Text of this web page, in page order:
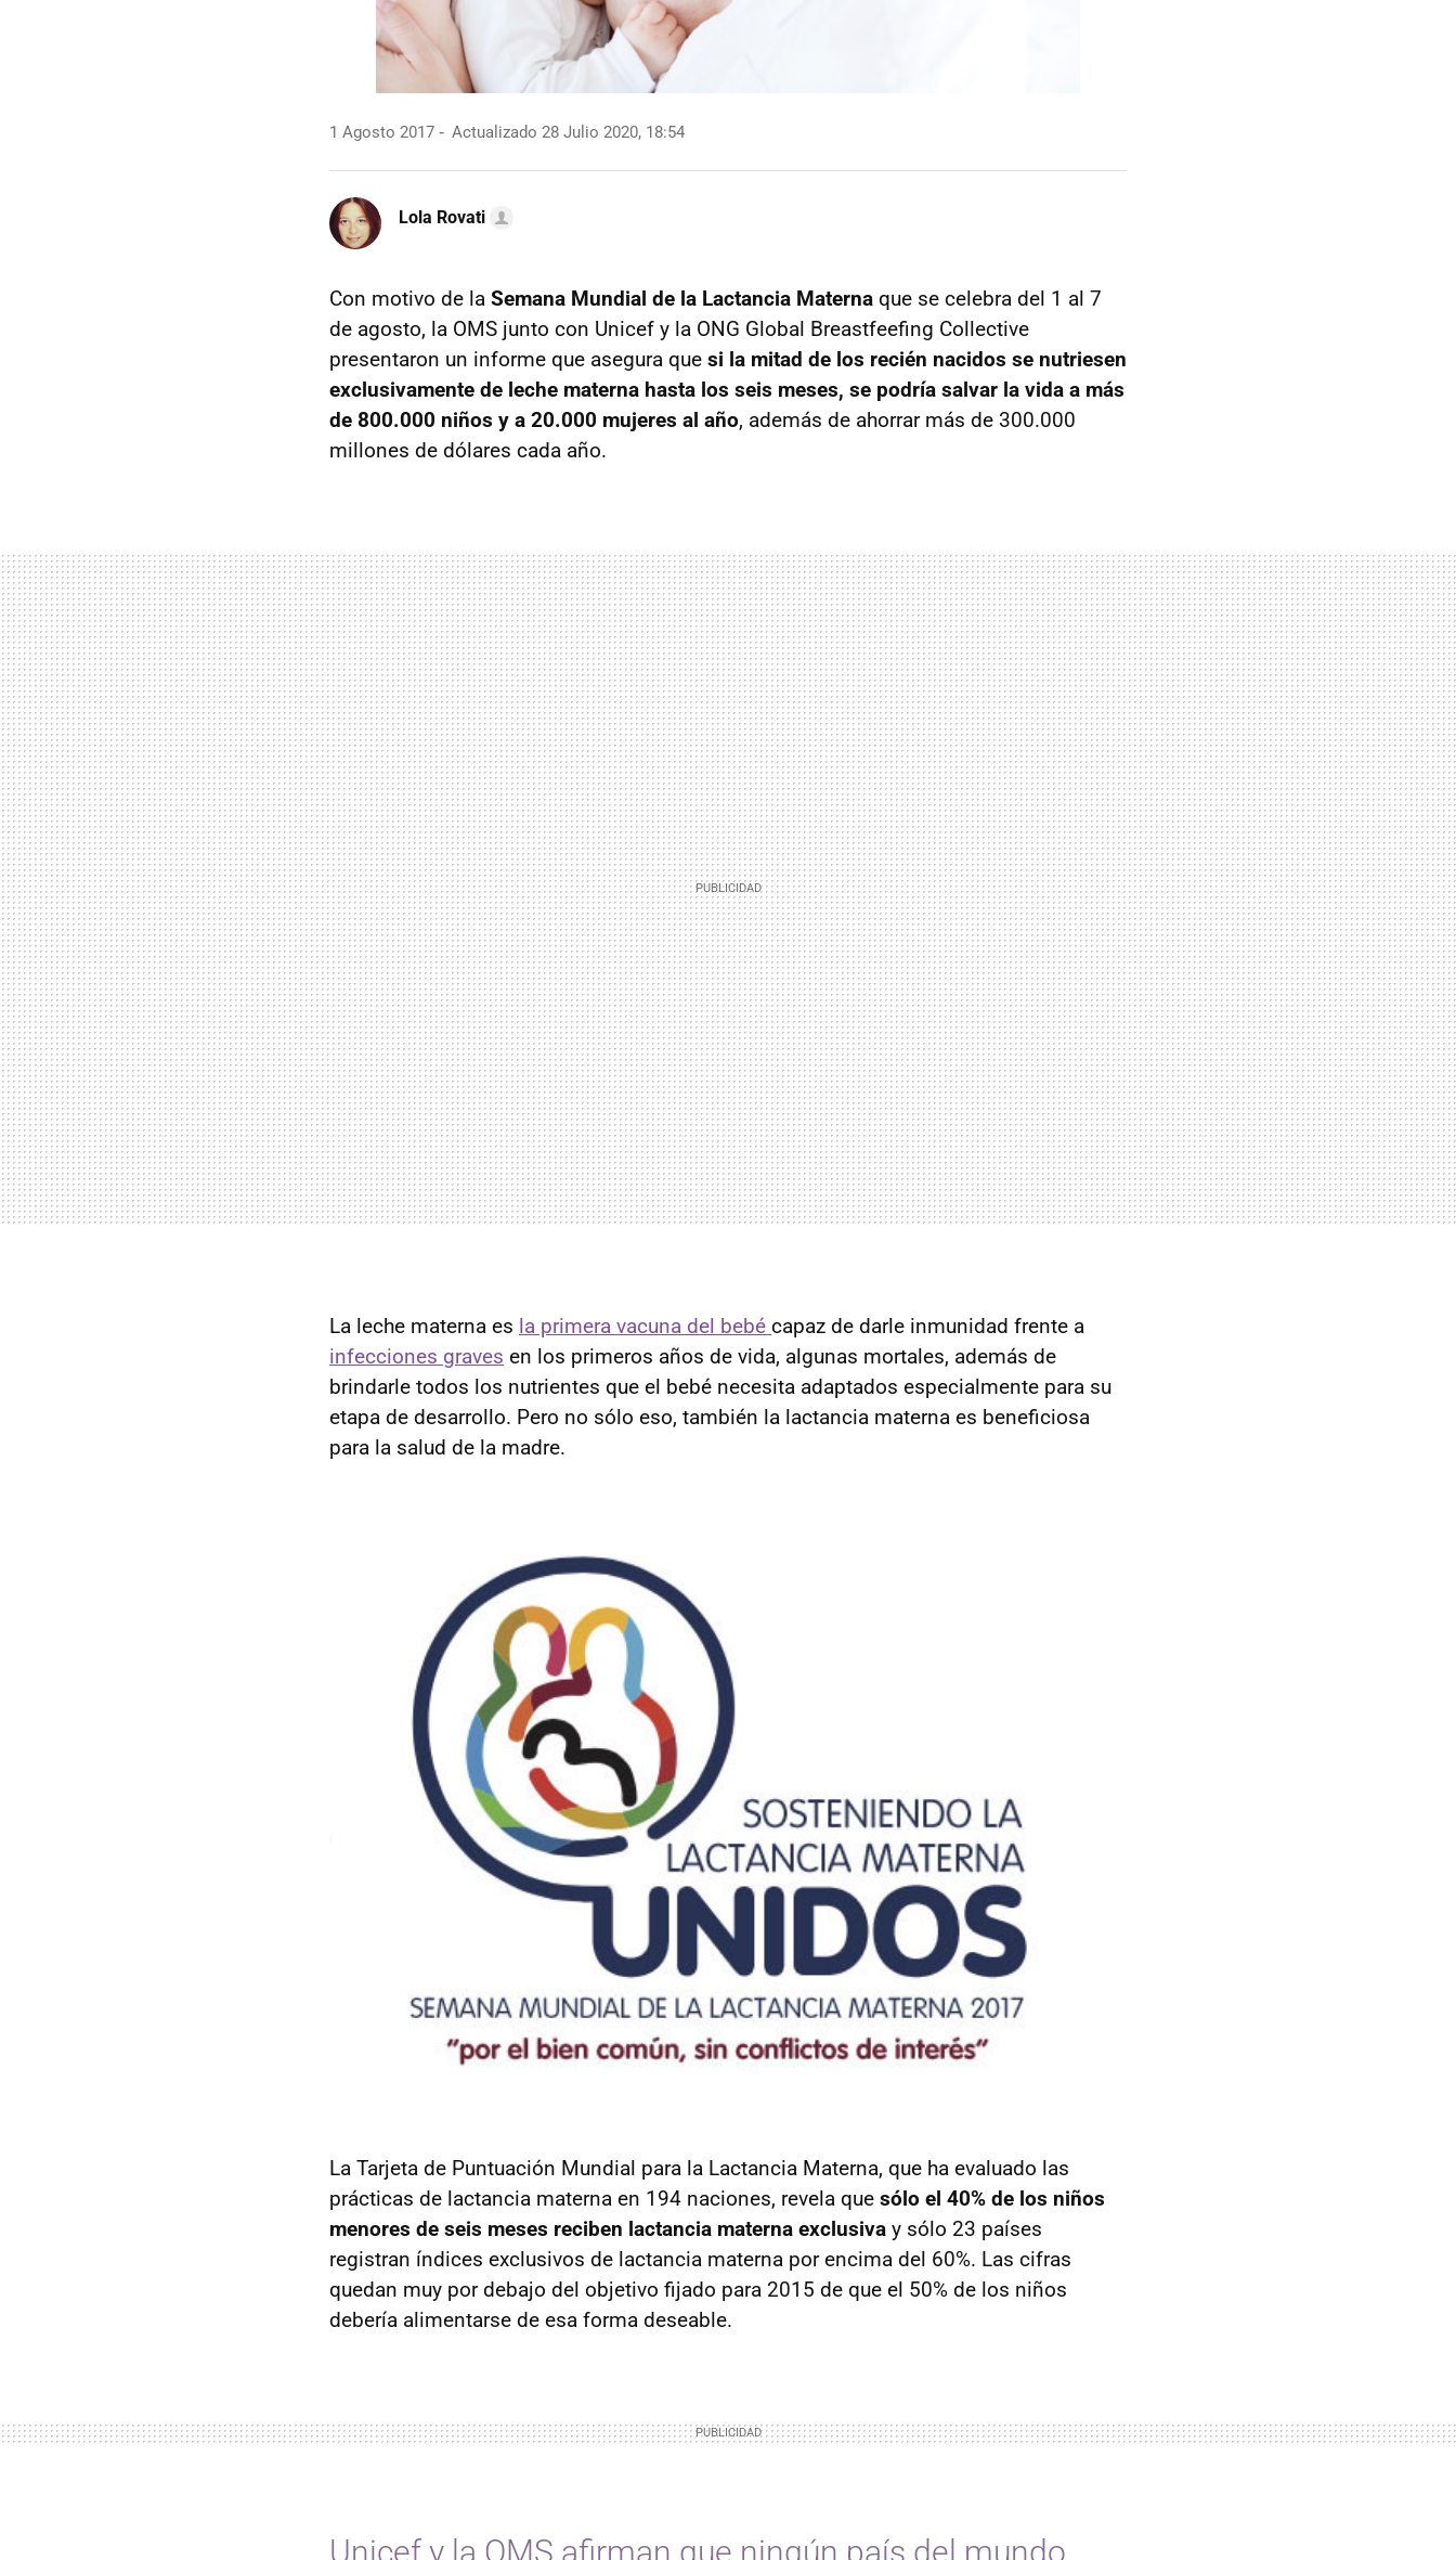
1 Agosto 2017 Actualizado 28 Julio 2020, 18:54
Lola Rovati
Con motivo de la Semana Mundial de la Lactancia Materna que se celebra del 1 al 7
de agosto, la OMS junto con Unicef y la ONG Global Breastfeefing Collective
presentaron un informe que asegura que si la mitad de los recién nacidos se nutriesen
exclusivamente de leche materna hasta los seis meses, se podría salvar la vida a más
de 800.000 niños y a 20.000 mujeres al año, además de ahorrar más de 300.000
millones de dólares cada año.
La leche materna es la primera vacuna del bebé capaz de darle inmunidad frente a
infecciones graves en los primeros años de vida, algunas mortales, además de
brindarle todos los nutrientes que el bebé necesita adaptados especialmente para su
etapa de desarrollo. Pero no sólo eso, también la lactancia materna es beneficiosa
para la salud de la madre.
La Tarjeta de Puntuación Mundial para la Lactancia Materna, que ha evaluado las
prácticas de lactancia materna en 194 naciones, revela que sólo el 40% de los niños
menores de seis meses reciben lactancia materna exclusiva y sólo 23 países
registran índices exclusivos de lactancia materna por encima del 60%. Las cifras
quedan muy por debajo del objetivo fijado para 2015 de que el 50% de los niños
debería alimentarse de esa forma deseable.
Unicef y la OMS afirman que ningún país del mundo